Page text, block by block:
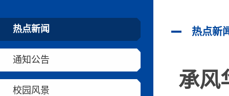
热点新闻
通知公告
校园风景
热点新
承风